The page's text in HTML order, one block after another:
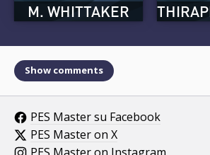
M. WHITTAKER
Show comments
PES Master su Facebook
PES Master on X